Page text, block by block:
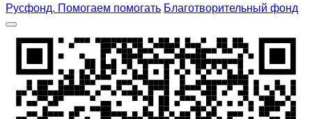
Русфонд. Помогаем помогать Благотворительный фонд